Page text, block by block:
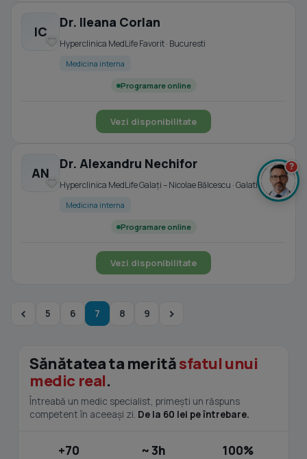
IC
Dr. Ileana Corlan
Hyperclinica MedLife Favorit · Bucuresti
Medicina interna
Programare online
Vezi disponibilitate
AN
Dr. Alexandru Nechifor
Hyperclinica MedLife Galați – Nicolae Bălcescu · Galati
Medicina interna
Programare online
Vezi disponibilitate
5 6 7 8 9
Sănătatea ta merităsfatul unui
medic real.
Întreabă un medic specialist, primești un răspuns
competent în aceeași zi. De la 60 lei pe întrebare.
+70 ~ 3h 100%
?